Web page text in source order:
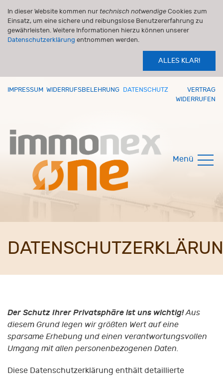
In dieser Website kommen nur technisch notwendige Cookies zum
Einsatz, um eine sichere und reibungslose Benutzererfahrung zu
gewährleisten. Weitere Informationen hierzu können unserer
Datenschutzerklärung entnommen werden.
ALLES KLAR!
IMPRESSUM WIDERRUFSBELEHRUNG DATENSCHUTZ
VERTRAG
WIDERRUFEN
Menü
Der Schutz Ihrer Privatsphäre ist uns wichtig!Aus
diesem Grund legen wir größten Wert auf eine
sparsame Erhebung und einen verantwortungsvollen
Umgang mit allen personenbezogenen Daten.
Diese Datenschutzerklärung enthält detaillierte